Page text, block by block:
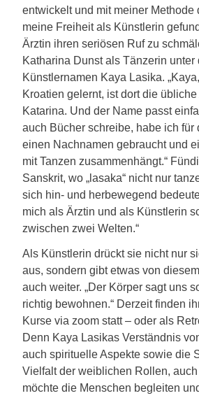
entwickelt und mit meiner Methode
meine Freiheit als Künstlerin
Ärztin ihren seriösen Ruf zu
Katharina Dunst als Tänzerin unter
Künstlernamen Kaya Lasika.
Kroatien gelernt, ist dort die
Katarina. Und der Name passt
auch Bücher schreibe, habe ich für
einen Nachnamen gebraucht und
mit Tanzen zusammenhängt.“
Sanskrit, wo „lasaka“ nicht nur
sich hin- und herbewegend
mich als Ärztin und als Künstlerin
zwischen zwei Welten.“
Als Künstlerin drückt sie nicht nur
aus, sondern gibt etwas von
auch weiter. „Der Körper sagt uns
richtig bewohnen.“ Derzeit finden
Kurse via zoom statt – oder als
Denn Kaya Lasikas Verständnis
auch spirituelle Aspekte sowie die
Vielfalt der weiblichen Rollen, auch
möchte die Menschen begleiten